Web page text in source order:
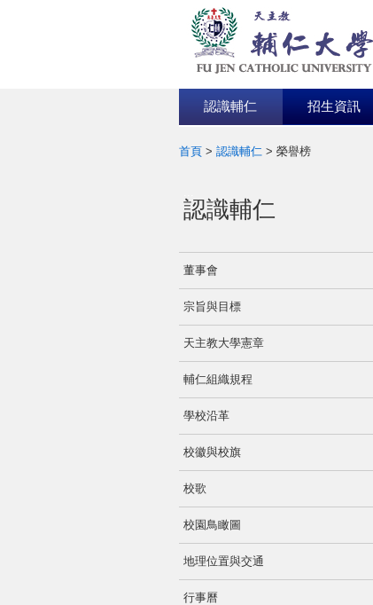
認識輔仁 招生資訊
首頁 > 認識輔仁 > 榮譽榜
:::
認識輔仁
董事會
宗旨與目標
天主教大學憲章
輔仁組織規程
學校沿革
校徽與校旗
校歌
校園鳥瞰圖
地理位置與交通
行事曆